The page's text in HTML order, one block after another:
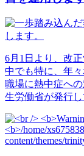
6月1日より、改
中でも特に、年
職場に熱中症へ
生労働省が発行